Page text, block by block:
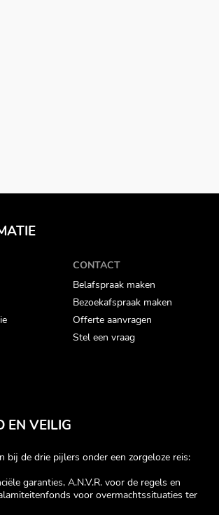
CONTACT
Belafspraak maken
Bezoekafspraak maken
Offerte aanvragen
Stel een vraag
EN VEILIG
bij de drie pijlers onder een zorgeloze reis:
garanties, A.N.V.R. voor de regels en
voor overmachtssituaties ter